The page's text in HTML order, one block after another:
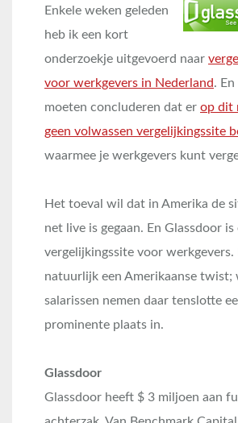
Enkele weken geleden
heb ik een kort
onderzoekje uitgevoerd naar
voor werkgevers in Nederland.
moeten concluderen dat er op dit
geen volwassen vergelijkingssite
waarmee je werkgevers kunt
Het toeval wil dat in Amerika de
net live is gegaan. En Glassdoor is
vergelijkingssite voor
natuurlijk een Amerikaanse twist;
salarissen nemen daar tenslotte
prominente plaats in.
Glassdoor
Glassdoor heeft $ 3 miljoen aan